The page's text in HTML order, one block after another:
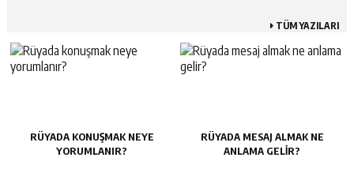
TÜM YAZILARI
RÜYADA KONUŞMAK NEYE
YORUMLANIR?
RÜYADA MESAJ ALMAK NE
ANLAMA GELIR?